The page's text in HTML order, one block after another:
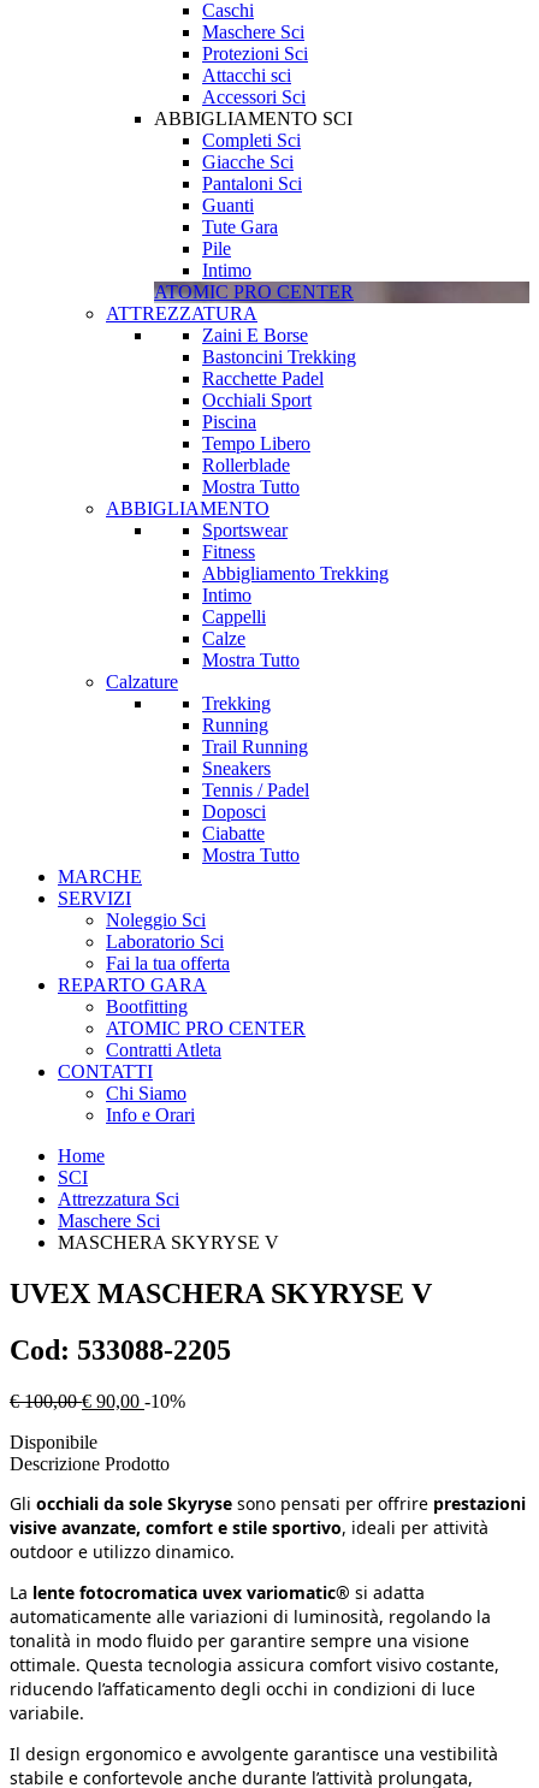
Caschi
Maschere Sci
Protezioni Sci
Attacchi sci
Accessori Sci
ABBIGLIAMENTO SCI
Completi Sci
Giacche Sci
Pantaloni Sci
Guanti
Tute Gara
Pile
Intimo
ATOMIC PRO CENTER
ATTREZZATURA
Zaini E Borse
Bastoncini Trekking
Racchette Padel
Occhiali Sport
Piscina
Tempo Libero
Rollerblade
Mostra Tutto
ABBIGLIAMENTO
Sportswear
Fitness
Abbigliamento Trekking
Intimo
Cappelli
Calze
Mostra Tutto
Calzature
Trekking
Running
Trail Running
Sneakers
Tennis / Padel
Doposci
Ciabatte
Mostra Tutto
MARCHE
SERVIZI
Noleggio Sci
Laboratorio Sci
Fai la tua offerta
REPARTO GARA
Bootfitting
ATOMIC PRO CENTER
Contratti Atleta
CONTATTI
Chi Siamo
Info e Orari
Home
SCI
Attrezzatura Sci
Maschere Sci
MASCHERA SKYRYSE V
UVEX MASCHERA SKYRYSE V
Cod: 533088-2205
€ 100,00 € 90,00 -10%
Disponibile
Descrizione Prodotto
Gli occhiali da sole Skyryse sono pensati per offrire prestazioni
visive avanzate, comfort e stile sportivo, ideali per attività
outdoor e utilizzo dinamico.
La lente fotocromatica uvex variomatic® si adatta
automaticamente alle variazioni di luminosità, regolando la
tonalità in modo fluido per garantire sempre una visione
ottimale. Questa tecnologia assicura comfort visivo costante,
riducendo l’affaticamento degli occhi in condizioni di luce
variabile.
Il design ergonomico e avvolgente garantisce una vestibilità
stabile e confortevole anche durante l’attività prolungata,